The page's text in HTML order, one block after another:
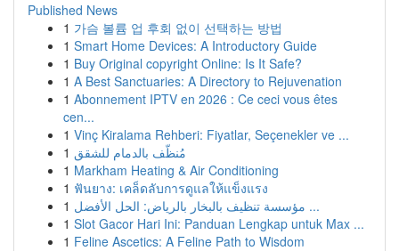
Published News
1 가슴 볼륨 업 후회 없이 선택하는 방법
1 Smart Home Devices: A Introductory Guide
1 Buy Original copyright Online: Is It Safe?
1 A Best Sanctuaries: A Directory to Rejuvenation
1 Abonnement IPTV en 2026 : Ce ceci vous êtes
cen...
1 Vinç Kiralama Rehberi: Fiyatlar, Seçenekler ve ...
1 مُنظّف بالدمام للشقق
1 Markham Heating & Air Conditioning
1 ฟันยาง: เคล็ดลับการดูแลให้แข็งแรง
1
مؤسسة تنظيف بالبخار بالرياض: الحل الأفضل ...
1 Slot Gacor Hari Ini: Panduan Lengkap untuk Max ...
1 Feline Ascetics: A Feline Path to Wisdom